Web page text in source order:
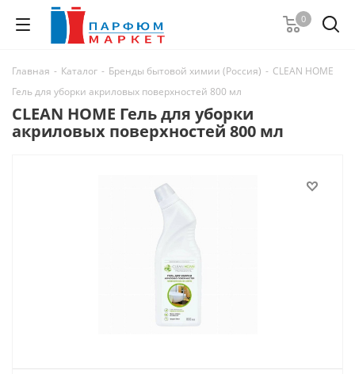
0
Главная - Каталог - Бренды бытовой химии (Россия) - CLEAN HOME
Гель для уборки акриловых поверхностей 800 мл
CLEAN HOME Гель для уборки
акриловых поверхностей 800 мл